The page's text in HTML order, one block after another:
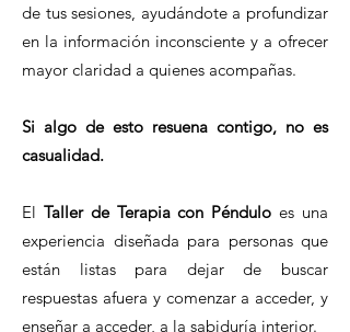
de tus sesiones, ayudándote a profundizar
en la información inconsciente y a ofrecer
mayor claridad a quienes acompañas.
Si algo de esto resuena contigo, no es
casualidad.
El Taller de Terapia con Péndulo es una
experiencia diseñada para personas que
están listas para dejar de buscar
respuestas afuera y comenzar a acceder, y
enseñar a acceder, a la sabiduría interior.